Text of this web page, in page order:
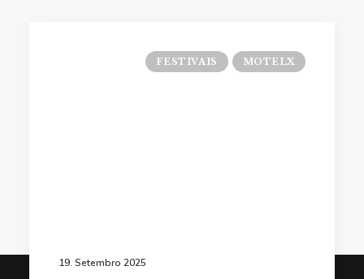
FESTIVAIS MOTELX
19. Setembro 2025